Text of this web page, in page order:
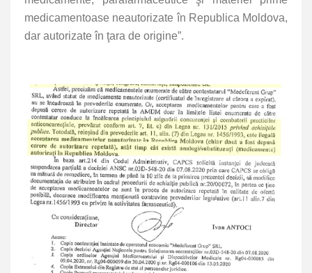
medicamentoase neautorizate în Republica Moldova,
dar autorizate în ţara de origine”.